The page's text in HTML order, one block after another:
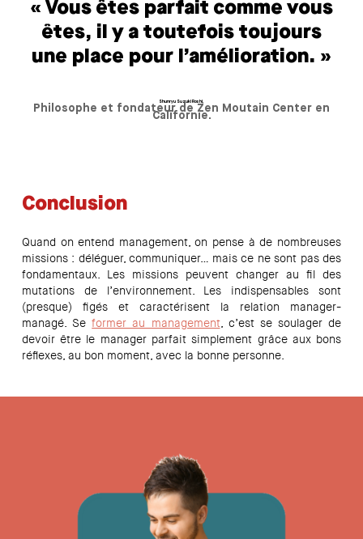
« Vous êtes parfait comme vous
êtes, il y a toutefois toujours
une place pour l’amélioration. »
Shunryu Suzuki Roshi,
Philosophe et fondateur de Zen Moutain Center en
Californie.
Conclusion
Quand on entend management, on pense à de nombreuses
missions : déléguer, communiquer… mais ce ne sont pas des
fondamentaux. Les missions peuvent changer au fil des
mutations de l’environnement. Les indispensables sont
(presque) figés et caractérisent la relation manager-
managé. Seformer au management, c’est se soulager de
devoir être le manager parfait simplement grâce aux bons
réflexes, au bon moment, avec la bonne personne.